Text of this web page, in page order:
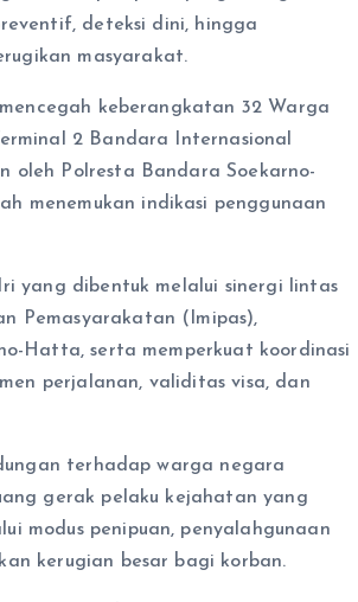
deteksi dini, hingga
masyarakat.
keberangkatan 32 Warga
2 Bandara Internasional
oleh Polresta Bandara Soekarno-
menemukan indikasi penggunaan
yang dibentuk melalui sinergi lintas
Pemasyarakatan (Imipas),
Hatta, serta memperkuat koordinasi
perjalanan, validitas visa, dan
terhadap warga negara
gerak pelaku kejahatan yang
modus penipuan, penyalahgunaan
kerugian besar bagi korban.